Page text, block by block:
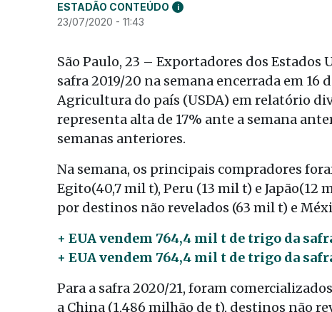
ESTADÃO CONTEÚDO i
23/07/2020 - 11:43
São Paulo, 23 – Exportadores dos
safra 2019/20 na semana encerrada em
Agricultura do país (USDA) em relatório
representa alta de 17% ante a semana
semanas anteriores.
Na semana, os principais compradores
Egito(40,7 mil t), Peru (13 mil t) e
por destinos não revelados (63 mil t) e
+ EUA vendem 764,4 mil t de trigo da
+ EUA vendem 764,4 mil t de trigo da
Para a safra 2020/21, foram
a China (1,486 milhão de t), destinos não